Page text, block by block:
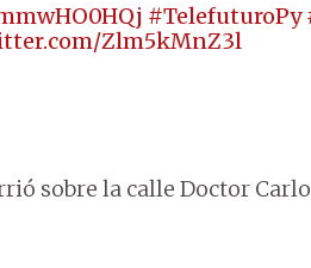
#TelefuturoPy
Zlm5kMnZ3l
sobre la calle Doctor